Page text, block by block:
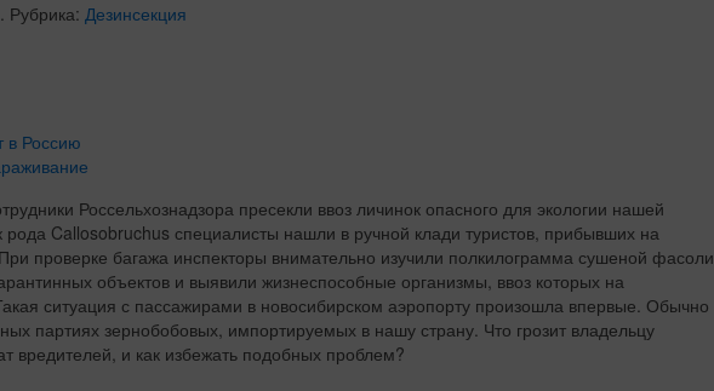
Рубрика: Дезинсекция
в Россию
Россельхознадзора пресекли ввоз личинок опасного для экологии нашей
рода Callosobruchus специалисты нашли в ручной клади туристов, прибывших на
проверке багажа инспекторы внимательно изучили полкилограмма сушеной фасоли
объектов и выявили жизнеспособные организмы, ввоз которых на
ситуация с пассажирами в новосибирском аэропорту произошла впервые. Обычно
партиях зернобобовых, импортируемых в нашу страну. Что грозит владельцу
вредителей, и как избежать подобных проблем?